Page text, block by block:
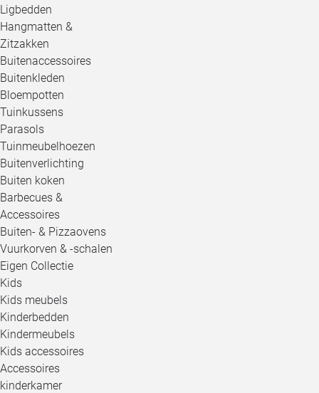
Ligbedden
Hangmatten &
Zitzakken
Buitenaccessoires
Buitenkleden
Bloempotten
Tuinkussens
Parasols
Tuinmeubelhoezen
Buitenverlichting
Buiten koken
Barbecues &
Accessoires
Buiten- & Pizzaovens
Vuurkorven & -schalen
Eigen Collectie
Kids
Kids meubels
Kinderbedden
Kindermeubels
Kids accessoires
Accessoires
kinderkamer